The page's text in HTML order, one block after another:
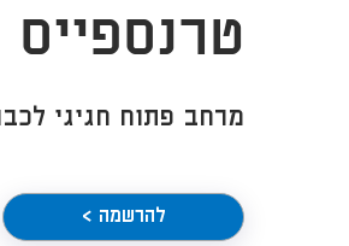
טרנספייס
מרחב פתוח חגיגי
להרשמה >